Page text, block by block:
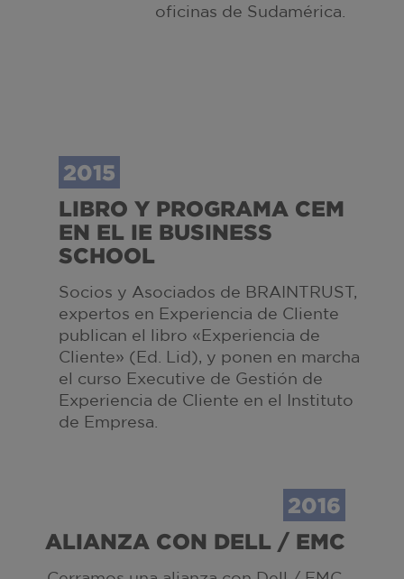
oficinas de Sudamérica
2015
LIBRO Y PROGRAMA CEM
EN EL IE BUSINESS
SCHOOL
Socios y Asociados de BRAINTRUST,
expertos en Experiencia de Cliente
publican el libro «Experiencia de
Cliente» (Ed. Lid), y ponen en marcha
el curso Executive de Gestión de
Experiencia de Cliente en el Instituto
de Empresa.
2016
ALIANZA CON DELL / EMC